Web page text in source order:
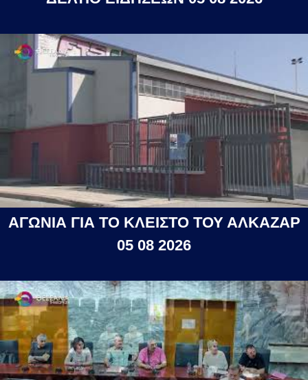
ΑΓΩΝΙΑ ΓΙΑ ΤΟ ΚΛΕΙΣΤΟ ΤΟΥ ΑΛΚΑΖΑΡ
05 08 2026